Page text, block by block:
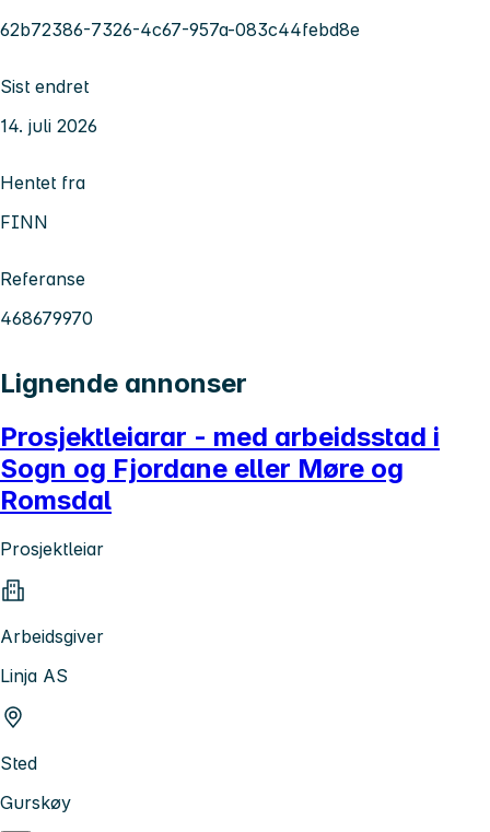
62b72386-7326-4c67-957a-083c44febd8e
Sist endret
14. juli 2026
Hentet fra
FINN
Referanse
468679970
Lignende annonser
Prosjektleiarar - med arbeidsstad i
Sogn og Fjordane eller Møre og
Romsdal
Prosjektleiar
Arbeidsgiver
Linja AS
Sted
Gurskøy